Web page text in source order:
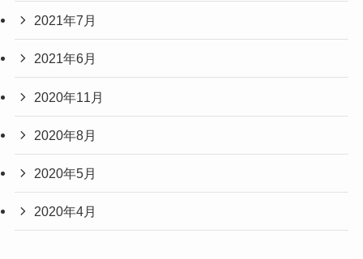
2021年7月
2021年6月
2020年11月
2020年8月
2020年5月
2020年4月